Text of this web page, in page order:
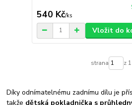
540 Kč/ks
Vložit do
strana z 1
Díky odnímatelnému zadnímu dílu je
takže dětská pokladnička s